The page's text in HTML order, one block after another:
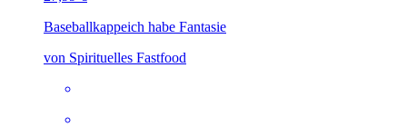
Baseballkappeich habe Fantasie
von Spirituelles Fastfood